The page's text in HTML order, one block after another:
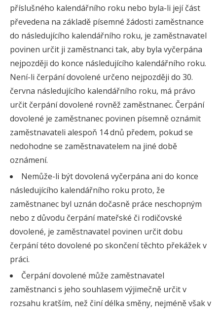
příslušného kalendářního roku nebo byla-li její část
převedena na základě písemné žádosti zaměstnance
do následujícího kalendářního roku, je zaměstnavatel
povinen určit ji zaměstnanci tak, aby byla vyčerpána
nejpozději do konce následujícího kalendářního roku.
Není-li čerpání dovolené určeno nejpozději do 30.
června následujícího kalendářního roku, má právo
určit čerpání dovolené rovněž zaměstnanec. Čerpání
dovolené je zaměstnanec povinen písemně oznámit
zaměstnavateli alespoň 14 dnů předem, pokud se
nedohodne se zaměstnavatelem na jiné době
oznámení.
Nemůže-li být dovolená vyčerpána ani do konce
následujícího kalendářního roku proto, že
zaměstnanec byl uznán dočasně práce neschopným
nebo z důvodu čerpání mateřské či rodičovské
dovolené, je zaměstnavatel povinen určit dobu
čerpání této dovolené po skončení těchto překážek v
práci.
Čerpání dovolené může zaměstnavatel
zaměstnanci s jeho souhlasem výjimečně určit v
rozsahu kratším, než činí délka směny, nejméně však v